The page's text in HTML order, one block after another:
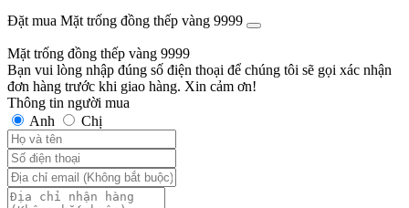
Đặt mua Mặt trống đồng thếp vàng 9999
Mặt trống đồng thếp vàng 9999
Bạn vui lòng nhập đúng số điện thoại để chúng tôi sẽ gọi xác nhận
đơn hàng trước khi giao hàng. Xin cảm ơn!
Thông tin người mua
Anh
Chị